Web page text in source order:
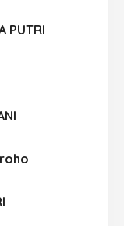
PUTRI